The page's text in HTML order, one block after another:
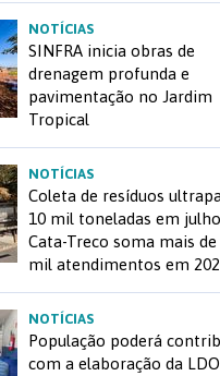
NOTÍCIAS
SINFRA inicia obras de
drenagem profunda e
pavimentação no Jardim
Tropical
NOTÍCIAS
Coleta de resíduos
10 mil toneladas em
Cata-Treco soma mais de
mil atendimentos em
NOTÍCIAS
População poderá
com a elaboração da